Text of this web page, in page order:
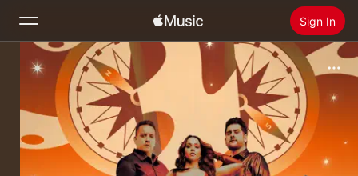
Sign In
Search
Home
New
Install Apple Music